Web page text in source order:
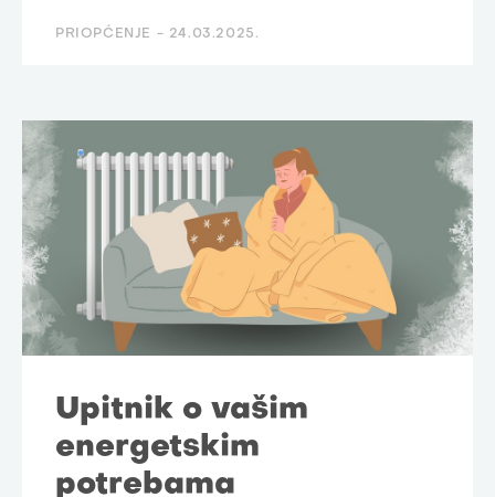
PRIOPĆENJE - 24.03.2025.
Upitnik o vašim
energetskim
potrebama